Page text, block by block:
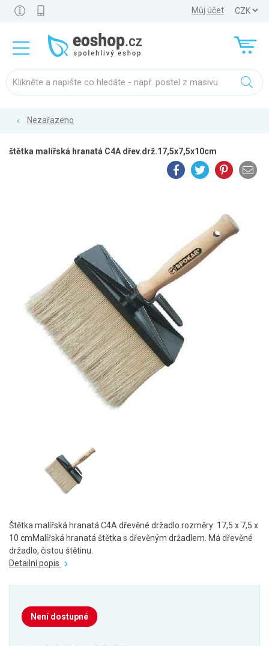
Můj účet
Nezařazeno
štětka malířská hranatá C4A dřev.drž.17,5x7,5x10cm
Štětka malířská hranatá C4A dřevěné držadlo.rozměry: 17,5 x 7,5 x
10 cmMalířská hranatá štětka s dřevěným držadlem. Má dřevěné
držadlo, čistou štětinu.
Detailní popis
Není dostupné